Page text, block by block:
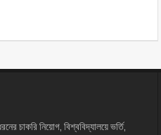
চাকরি নিয়োগ, বিশ্ববিদ্যালয়ে ভর্তি,